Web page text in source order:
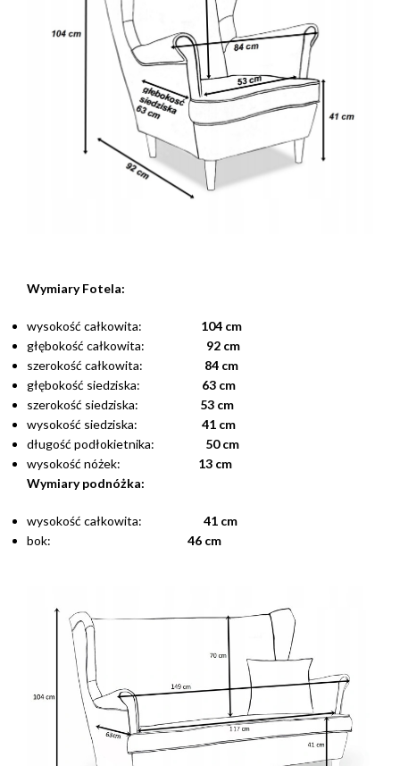
Wymiary Fotela:
wysokość całkowita: 104 cm
głębokość całkowita: 92 cm
szerokość całkowita: 84 cm
głębokość siedziska: 63 cm
szerokość siedziska: 53 cm
wysokość siedziska: 41 cm
długość podłokietnika: 50 cm
wysokość nóżek: 13 cm
Wymiary podnóżka:
wysokość całkowita: 41 cm
bok:
46 cm